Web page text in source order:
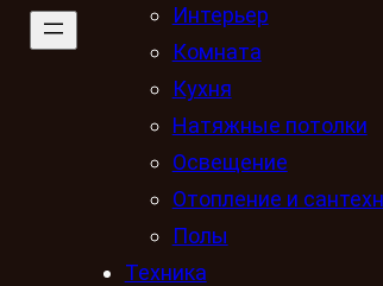
Интерьер
Комната
Кухня
Натяжные потолки
Освещение
Отопление и
Полы
Техника